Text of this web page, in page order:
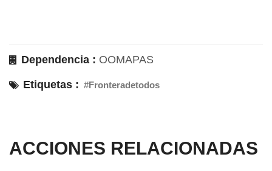
Dependencia : OOMAPAS
Etiquetas : #Fronteradetodos
ACCIONES RELACIONADAS